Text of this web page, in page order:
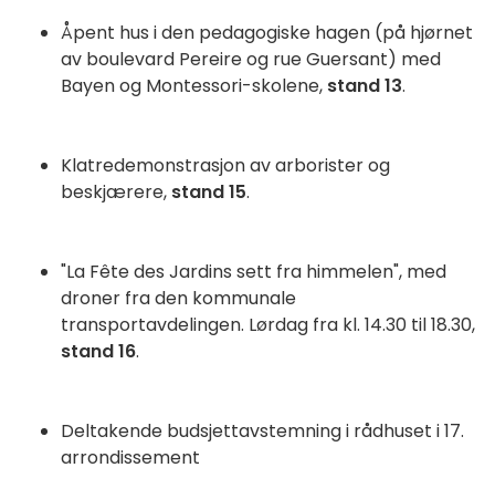
Åpent hus i den pedagogiske hagen (på hjørnet
av boulevard Pereire og rue Guersant) med
Bayen og Montessori-skolene, stand 13.
Klatredemonstrasjon av arborister og
beskjærere, stand 15.
"La Fête des Jardins sett fra himmelen", med
droner fra den kommunale
transportavdelingen. Lørdag fra kl. 14.30 til 18.30,
stand 16.
Deltakende budsjettavstemning i rådhuset i 17.
arrondissement